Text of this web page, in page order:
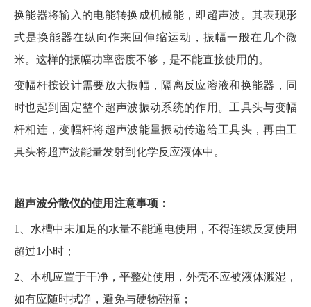
换能器将输入的电能转换成机械能，即超声波。其表现形
式是换能器在纵向作来回伸缩运动，振幅一般在几个微
米。这样的振幅功率密度不够，是不能直接使用的。
变幅杆按设计需要放大振幅，隔离反应溶液和换能器，同
时也起到固定整个超声波振动系统的作用。工具头与变幅
杆相连，变幅杆将超声波能量振动传递给工具头，再由工
具头将超声波能量发射到化学反应液体中。
超声波分散仪的使用注意事项：
1、水槽中未加足的水量不能通电使用，不得连续反复使用
超过1小时；
2、本机应置于干净，平整处使用，外壳不应被液体溅湿，
如有应随时拭净，避免与硬物碰撞；